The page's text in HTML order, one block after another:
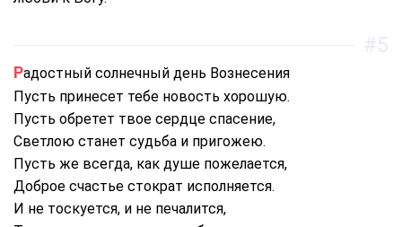
Радостный солнечный день Вознесения
Пусть принесет тебе новость хорошую.
Пусть обретет твое сердце спасение,
Светлою станет судьба и пригожею.
Пусть же всегда, как душе пожелается,
Доброе счастье стократ исполняется.
И не тоскуется, и не печалится,
#5